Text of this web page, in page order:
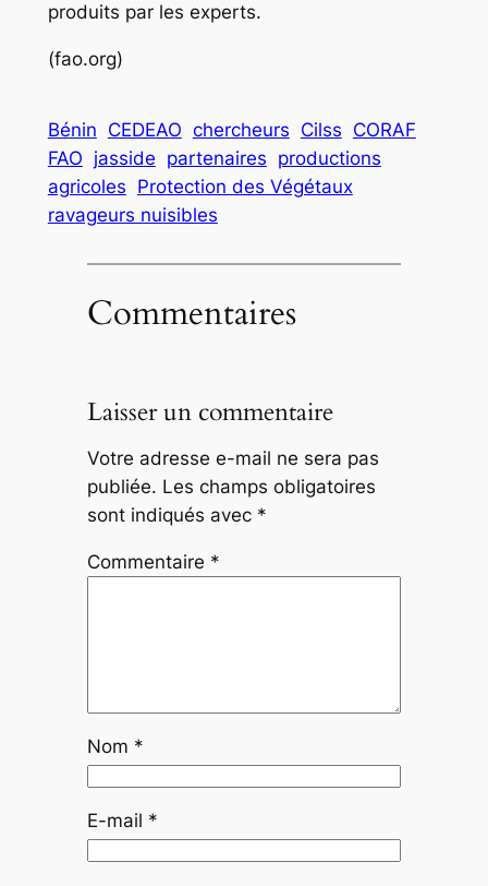
produits par les experts.
(fao.org)
Bénin CEDEAO chercheurs Cilss CORAF
FAO jasside partenaires productions
agricoles Protection des Végétaux
ravageurs nuisibles
Commentaires
Laisser un commentaire
Votre adresse e-mail ne sera pas
publiée. Les champs obligatoires
sont indiqués avec *
Commentaire *
Nom *
E-mail *